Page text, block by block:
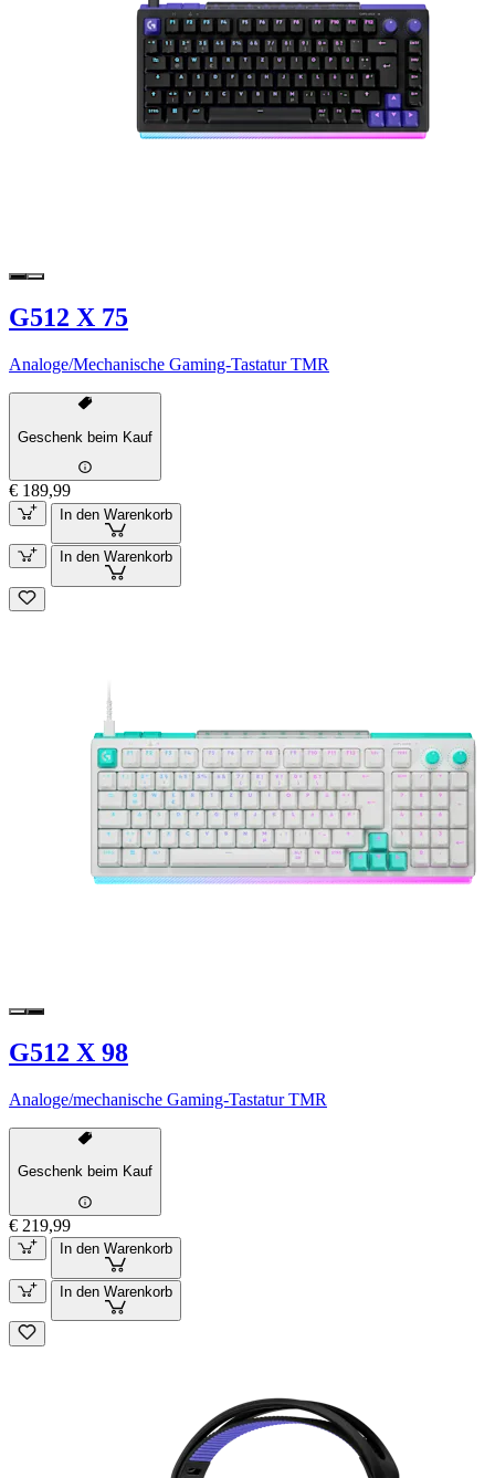
G512 X 75
Analoge/Mechanische Gaming-Tastatur TMR
Geschenk beim Kauf
€ 189,99
In den Warenkorb
In den Warenkorb
G512 X 98
Analoge/mechanische Gaming-Tastatur TMR
Geschenk beim Kauf
€ 219,99
In den Warenkorb
In den Warenkorb